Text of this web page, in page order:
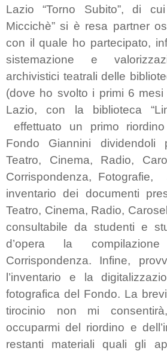
Lazio “Torno Subito”, di
Miccichè” si è resa partner
con il quale ho partecipato,
sistemazione e
archivistici teatrali delle
(dove ho svolto i primi 6 mesi
Lazio, con la biblioteca
effettuato un primo
Fondo Giannini dividendoli
Teatro, Cinema, Radio,
Corrispondenza, Fotografie,
inventario dei documenti
Teatro, Cinema, Radio,
consultabile da studenti e
d’opera la
Corrispondenza. Infine,
l’inventario e la
fotografica del Fondo. La
tirocinio non mi
occuparmi del riordino e
restanti materiali quali gli